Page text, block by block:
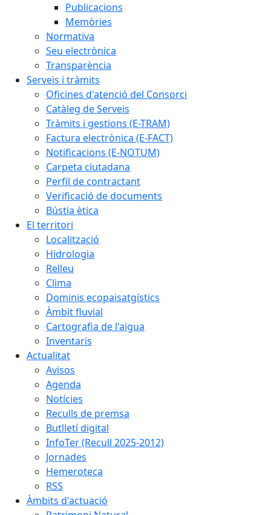
Publicacions
Memòries
Normativa
Seu electrònica
Transparència
Serveis i tràmits
Oficines d'atenció del Consorci
Catàleg de Serveis
Tràmits i gestions (E-TRAM)
Factura electrònica (E-FACT)
Notificacions (E-NOTUM)
Carpeta ciutadana
Perfil de contractant
Verificació de documents
Bústia ètica
El territori
Localització
Hidrologia
Relleu
Clima
Dominis ecopaisatgístics
Àmbit fluvial
Cartografia de l'aigua
Inventaris
Actualitat
Avisos
Agenda
Notícies
Reculls de premsa
Butlletí digital
InfoTer (Recull 2025-2012)
Jornades
Hemeroteca
RSS
Àmbits d'actuació